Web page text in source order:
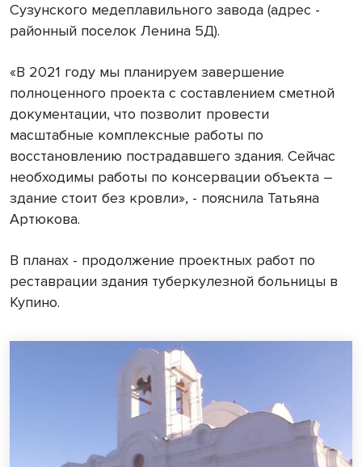
Сузунского медеплавильного завода (адрес -
районный поселок Ленина 5Д).
«В 2021 году мы планируем завершение
полноценного проекта с составлением сметной
документации, что позволит провести
масштабные комплексные работы по
восстановлению пострадавшего здания. Сейчас
необходимы работы по консервации объекта –
здание стоит без кровли», - пояснила Татьяна
Артюкова.
В планах - продолжение проектных работ по
реставрации здания туберкулезной больницы в
Купино.